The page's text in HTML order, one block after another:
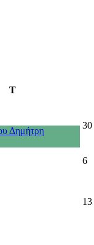
Τ
Δημήτρη
30
6
13